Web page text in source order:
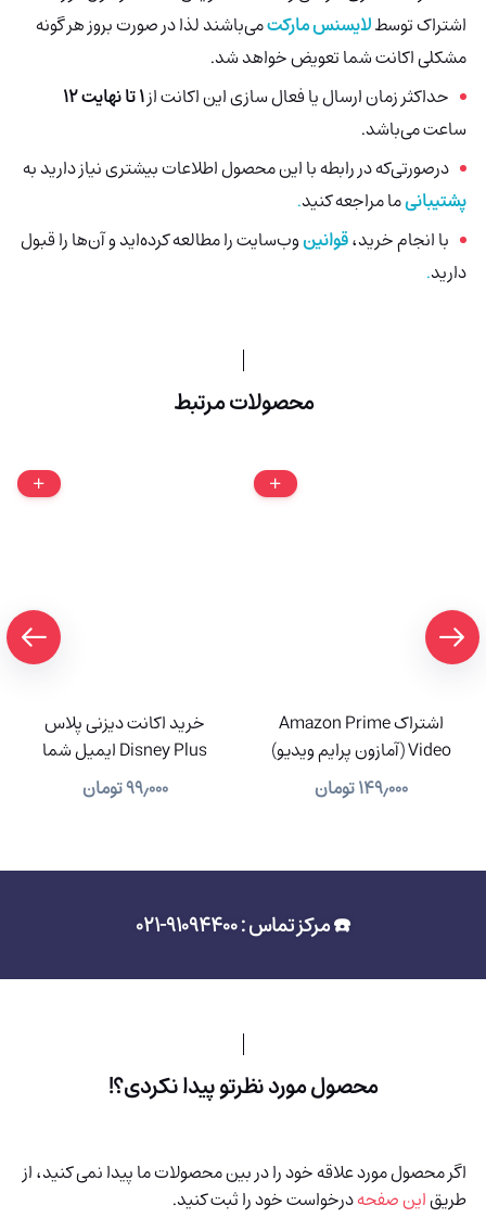
اشتراک توسطلایسنس مارکتمی‌باشند لذا در صورت بروز هر گونه
مشکلی اکانت شما تعویض خواهد شد.
حداکثر زمان ارسال یا فعال سازی این اکانت از1 تا نهایت 12
ساعت می‌باشد.
درصورتی‌که در رابطه با این محصول اطلاعات بیشتری نیاز دارید به
پشتیبانیما مراجعه کنید.
با انجام خرید،قوانینوب‌سایت را مطالعه کرده‌اید و آن‌ها را قبول
دارید.
محصولات مرتبط
اشتراک Amazon Prime
Video (آمازون پرایم ویدیو)
۱۴۹٫۰۰۰تومان
خرید اکانت دیزنی پلاس
Disney Plus ایمیل شما
(تحویل آنی)
۹۹٫۰۰۰تومان
☎️ مرکز تماس : 91094400-021
محصول مورد نظرتو پیدا نکردی؟!
اگر محصول مورد علاقه خود را در بین محصولات ما پیدا نمی کنید، از
طریقاین صفحهدرخواست خود را ثبت کنید.